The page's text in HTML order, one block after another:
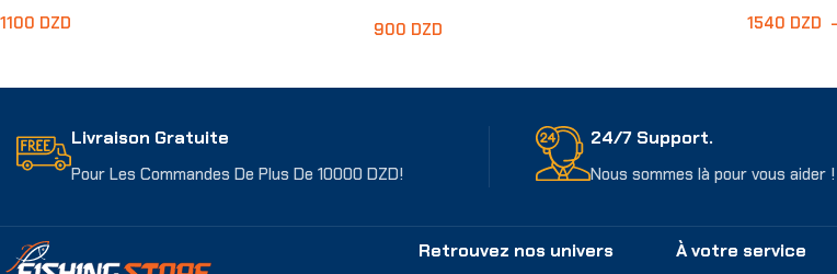
1100 DZD
900 DZD
1540 DZD
Livraison Gratuite
Pour Les Commandes De Plus De 10000 DZD!
24/7 Support.
Nous sommes là pour vous aider !
Retrouvez nos univers À votre service